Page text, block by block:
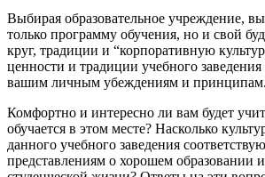
Выбирая образовательное учреждение,
только программу обучения, но и свой
круг, традиции и “корпоративную
ценности и традиции учебного заведения
вашим личным убеждениям и принципам.
Комфортно и интересно ли вам будет
обучается в этом месте? Насколько
данного учебного заведения
представлениям о хорошем образовании